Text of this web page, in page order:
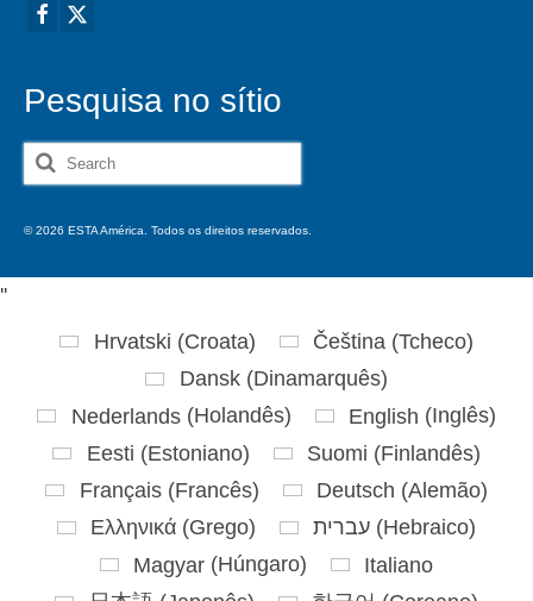
Pesquisa no sítio
Search
for:
© 2026 ESTA América. Todos os direitos reservados.
''
Hrvatski (Croata) Čeština(Tcheco)
Dansk(Dinamarquês)
Nederlands(Holandês) English (Inglês)
Eesti (Estoniano) Suomi (Finlandês)
Français(Francês) Deutsch (Alemão)
Ελληνικά (Grego) עברית (Hebraico)
Magyar (Húngaro)
Italiano